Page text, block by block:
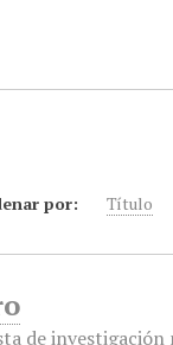
por: Título
de